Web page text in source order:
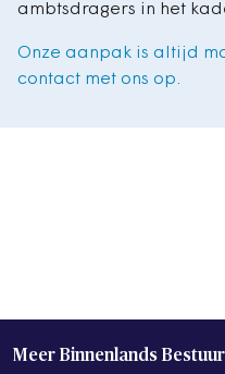
ambtsdragers in het
Onze aanpak is altijd
contact met ons op.
Meer Binnenlands Bestuur